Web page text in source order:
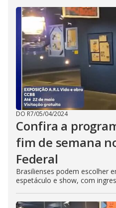
DO R7/05/04/2024
Confira a
fim de semana
Federal
Brasilienses podem escolher
espetáculo e show, com